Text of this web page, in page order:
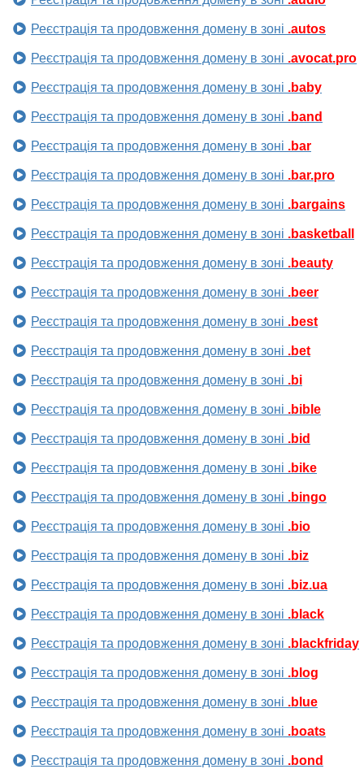
Реєстрація та продовження домену в зоні .autos
Реєстрація та продовження домену в зоні .avocat.pro
Реєстрація та продовження домену в зоні .baby
Реєстрація та продовження домену в зоні .band
Реєстрація та продовження домену в зоні .bar
Реєстрація та продовження домену в зоні .bar.pro
Реєстрація та продовження домену в зоні .bargains
Реєстрація та продовження домену в зоні .basketball
Реєстрація та продовження домену в зоні .beauty
Реєстрація та продовження домену в зоні .beer
Реєстрація та продовження домену в зоні .best
Реєстрація та продовження домену в зоні .bet
Реєстрація та продовження домену в зоні .bi
Реєстрація та продовження домену в зоні .bible
Реєстрація та продовження домену в зоні .bid
Реєстрація та продовження домену в зоні .bike
Реєстрація та продовження домену в зоні .bingo
Реєстрація та продовження домену в зоні .bio
Реєстрація та продовження домену в зоні .biz
Реєстрація та продовження домену в зоні .biz.ua
Реєстрація та продовження домену в зоні .black
Реєстрація та продовження домену в зоні .blackfriday
Реєстрація та продовження домену в зоні .blog
Реєстрація та продовження домену в зоні .blue
Реєстрація та продовження домену в зоні .boats
Реєстрація та продовження домену в зоні .bond